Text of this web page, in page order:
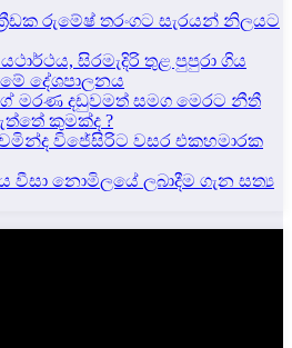
රුමේෂ් තරංගට සැරයන් නිලයට
සිරමැදිරි තුළ පුපුරා ගිය
දේශපාලනය
මරණ දඩුවමත් සමග මෙරට නීතී
කුමක්ද ?
විජේසිරිට වසර එකහමාරක
වීසා නොමිලයේ ලබාදීම ගැන සත්‍ය